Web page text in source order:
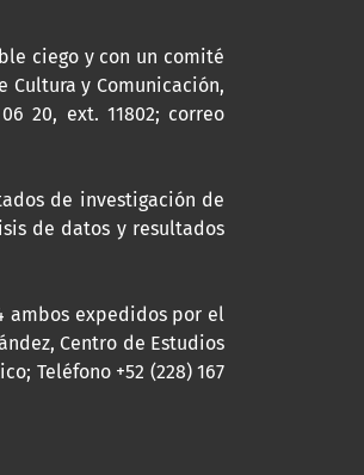
ciego y con un comité
y Comunicación,
20, ext. 11802; correo
de investigación de
de datos y resultados
ambos expedidos por el
Centro de Estudios
Teléfono +52 (228) 167